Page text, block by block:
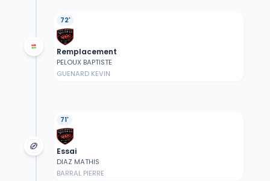
72'
Remplacement
PELOUX BAPTISTE
GUENARD KEVIN
71'
Essai
DIAZ MATHIS
BARRAL PIERRE